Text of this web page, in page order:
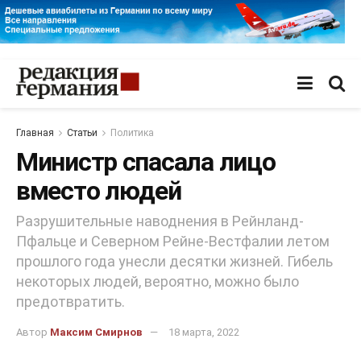
Главная Статьи Политика
Министр спасала лицо
вместо людей
Разрушительные наводнения в Рейнланд-
Пфальце и Северном Рейне-Вестфалии летом
прошлого года унесли десятки жизней. Гибель
некоторых людей, вероятно, можно было
предотвратить.
Автор Максим Смирнов 18 марта, 2022